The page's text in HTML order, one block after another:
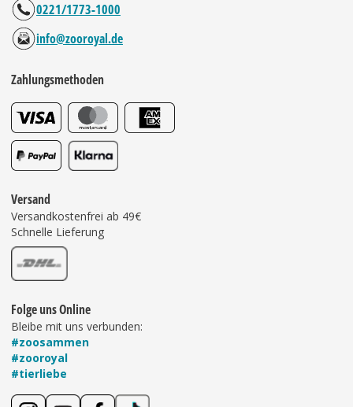
0221/1773-1000
info@zooroyal.de
Zahlungsmethoden
Versand
Versandkostenfrei ab 49€
Schnelle Lieferung
Folge uns Online
Bleibe mit uns verbunden:
#zoosammen
#zooroyal
#tierliebe